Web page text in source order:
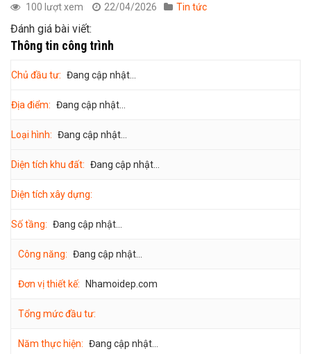
100 lượt xem 22/04/2026
Tin tức
Đánh giá bài viết:
Thông tin công trình
Chủ đầu tư: Đang cập nhật...
Địa điểm: Đang cập nhật...
Loại hình: Đang cập nhật...
Diện tích khu đất: Đang cập nhật...
Diện tích xây dựng:
Số tầng: Đang cập nhật...
Công năng: Đang cập nhật...
Đơn vị thiết kế: Nhamoidep.com
Tổng mức đầu tư:
Năm thực hiện: Đang cập nhật...